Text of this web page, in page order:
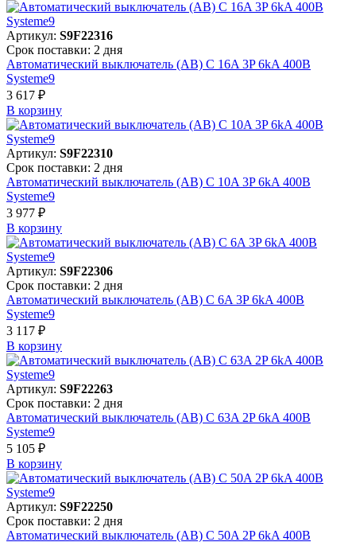
Артикул: S9F22316
Срок поставки: 2 дня
Автоматический выключатель (АВ) C 16A 3P 6kA 400В
Systeme9
3 617 ₽
В корзинy
Артикул: S9F22310
Срок поставки: 2 дня
Автоматический выключатель (АВ) C 10A 3P 6kA 400В
Systeme9
3 977 ₽
В корзинy
Артикул: S9F22306
Срок поставки: 2 дня
Автоматический выключатель (АВ) C 6A 3P 6kA 400В
Systeme9
3 117 ₽
В корзинy
Артикул: S9F22263
Срок поставки: 2 дня
Автоматический выключатель (АВ) C 63A 2P 6kA 400В
Systeme9
5 105 ₽
В корзинy
Артикул: S9F22250
Срок поставки: 2 дня
Автоматический выключатель (АВ) C 50A 2P 6kA 400В